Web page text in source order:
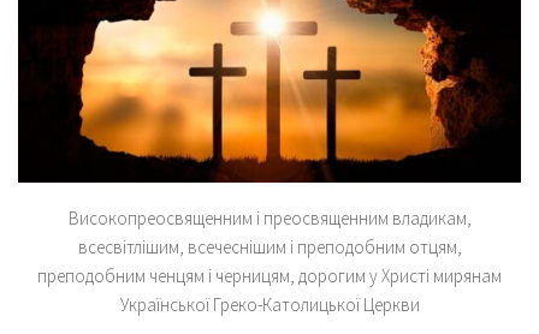
Високопреосвященним і преосвященним владикам,
всесвітлішим, всечеснішим і преподобним отцям,
преподобним ченцям і черницям, дорогим у Христі мирянам
Української Греко-Католицької Церкви